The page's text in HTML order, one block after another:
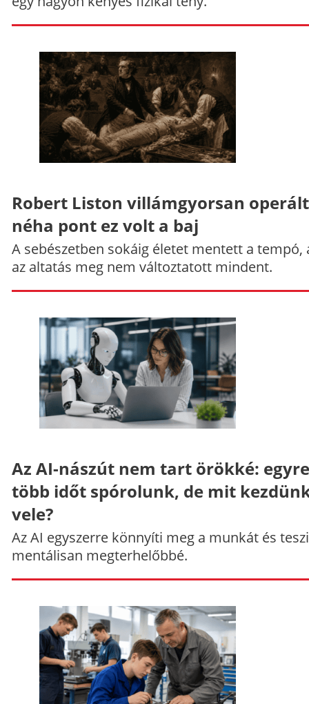
Robert Liston villámgyorsan
néha pont ez volt a baj
A sebészetben sokáig életet mentett a tempó,
az altatás meg nem változtatott mindent.
Az AI-nászút nem tart örökké: egyre
több időt spórolunk, de mit
vele?
Az AI egyszerre könnyíti meg a munkát és
mentálisan megterhelőbbé.